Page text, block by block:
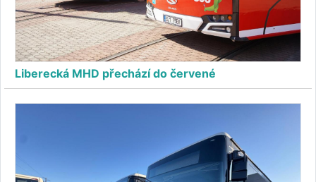
Liberecká MHD přechází do červené